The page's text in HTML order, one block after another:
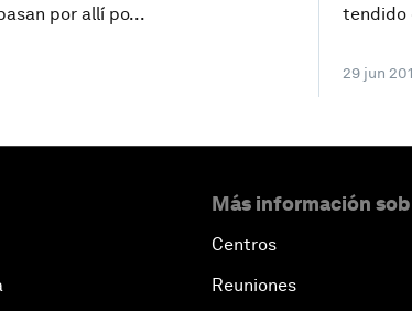
por allí po...
tendido
29 jun
Más información
Centros
Reuniones